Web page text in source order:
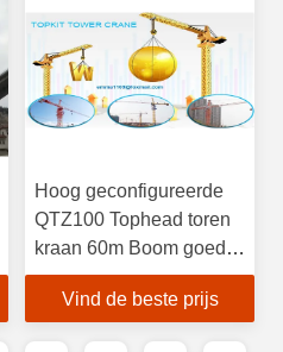
Hoog geconfigureerde
QTZ100 Tophead toren
kraan 60m Boom goede
after-sale service
Vind de beste prijs